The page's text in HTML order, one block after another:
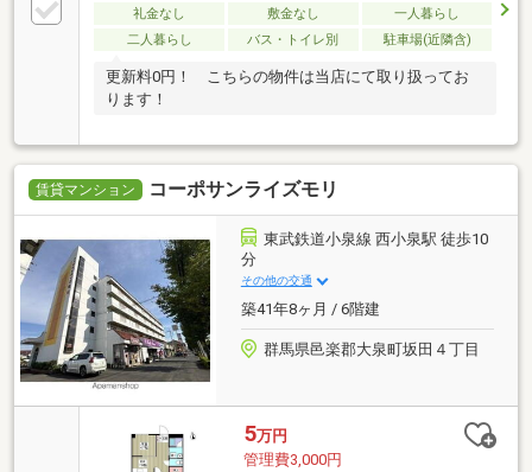
礼金なし 敷金なし
一人暮らし
二人暮らし
バス・トイレ別 駐車場(近隣含)
更新料0円！ こちらの物件は当店にて取り扱ってお
ります！
賃貸マンション コーポサンライズモリ
東武鉄道小泉線 西小泉駅 徒歩10
分
その他の交通
築41年8ヶ月 / 6階建
群馬県邑楽郡大泉町坂田４丁目
5万円
管理費3,000円